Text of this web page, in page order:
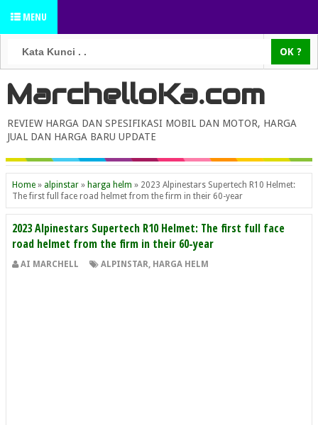
MENU
MarchelloKa.com
REVIEW HARGA DAN SPESIFIKASI MOBIL DAN MOTOR, HARGA
JUAL DAN HARGA BARU UPDATE
Home » alpinstar » harga helm » 2023 Alpinestars Supertech R10 Helmet:
The first full face road helmet from the firm in their 60-year
2023 Alpinestars Supertech R10 Helmet: The first full face
road helmet from the firm in their 60-year
AI MARCHELL ALPINSTAR HARGA HELM